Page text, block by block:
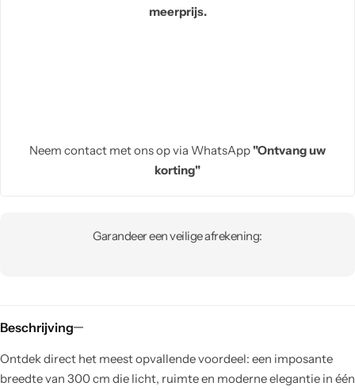
meerprijs.
Neem contact met ons op via WhatsApp"Ontvang uw
korting"
Garandeer een veilige afrekening:
Beschrijving
Ontdek direct het meest opvallende voordeel: een imposante
breedte van 300 cm die licht, ruimte en moderne elegantie in één